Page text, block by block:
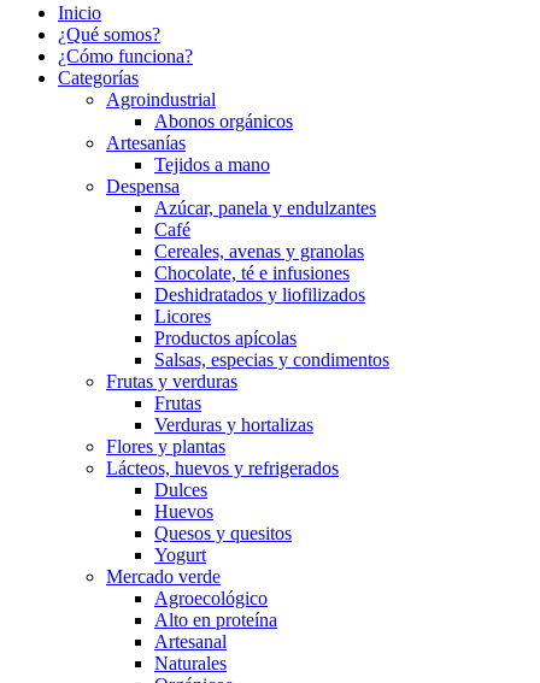
Inicio
¿Qué somos?
¿Cómo funciona?
Categorías
Agroindustrial
Abonos orgánicos
Artesanías
Tejidos a mano
Despensa
Azúcar, panela y endulzantes
Café
Cereales, avenas y granolas
Chocolate, té e infusiones
Deshidratados y liofilizados
Licores
Productos apícolas
Salsas, especias y condimentos
Frutas y verduras
Frutas
Verduras y hortalizas
Flores y plantas
Lácteos, huevos y refrigerados
Dulces
Huevos
Quesos y quesitos
Yogurt
Mercado verde
Agroecológico
Alto en proteína
Artesanal
Naturales